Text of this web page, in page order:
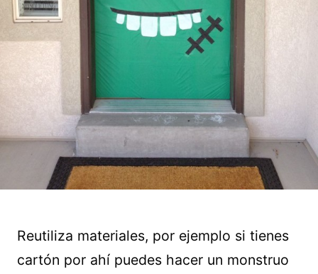
Reutiliza materiales, por ejemplo si tienes
cartón por ahí puedes hacer un monstruo